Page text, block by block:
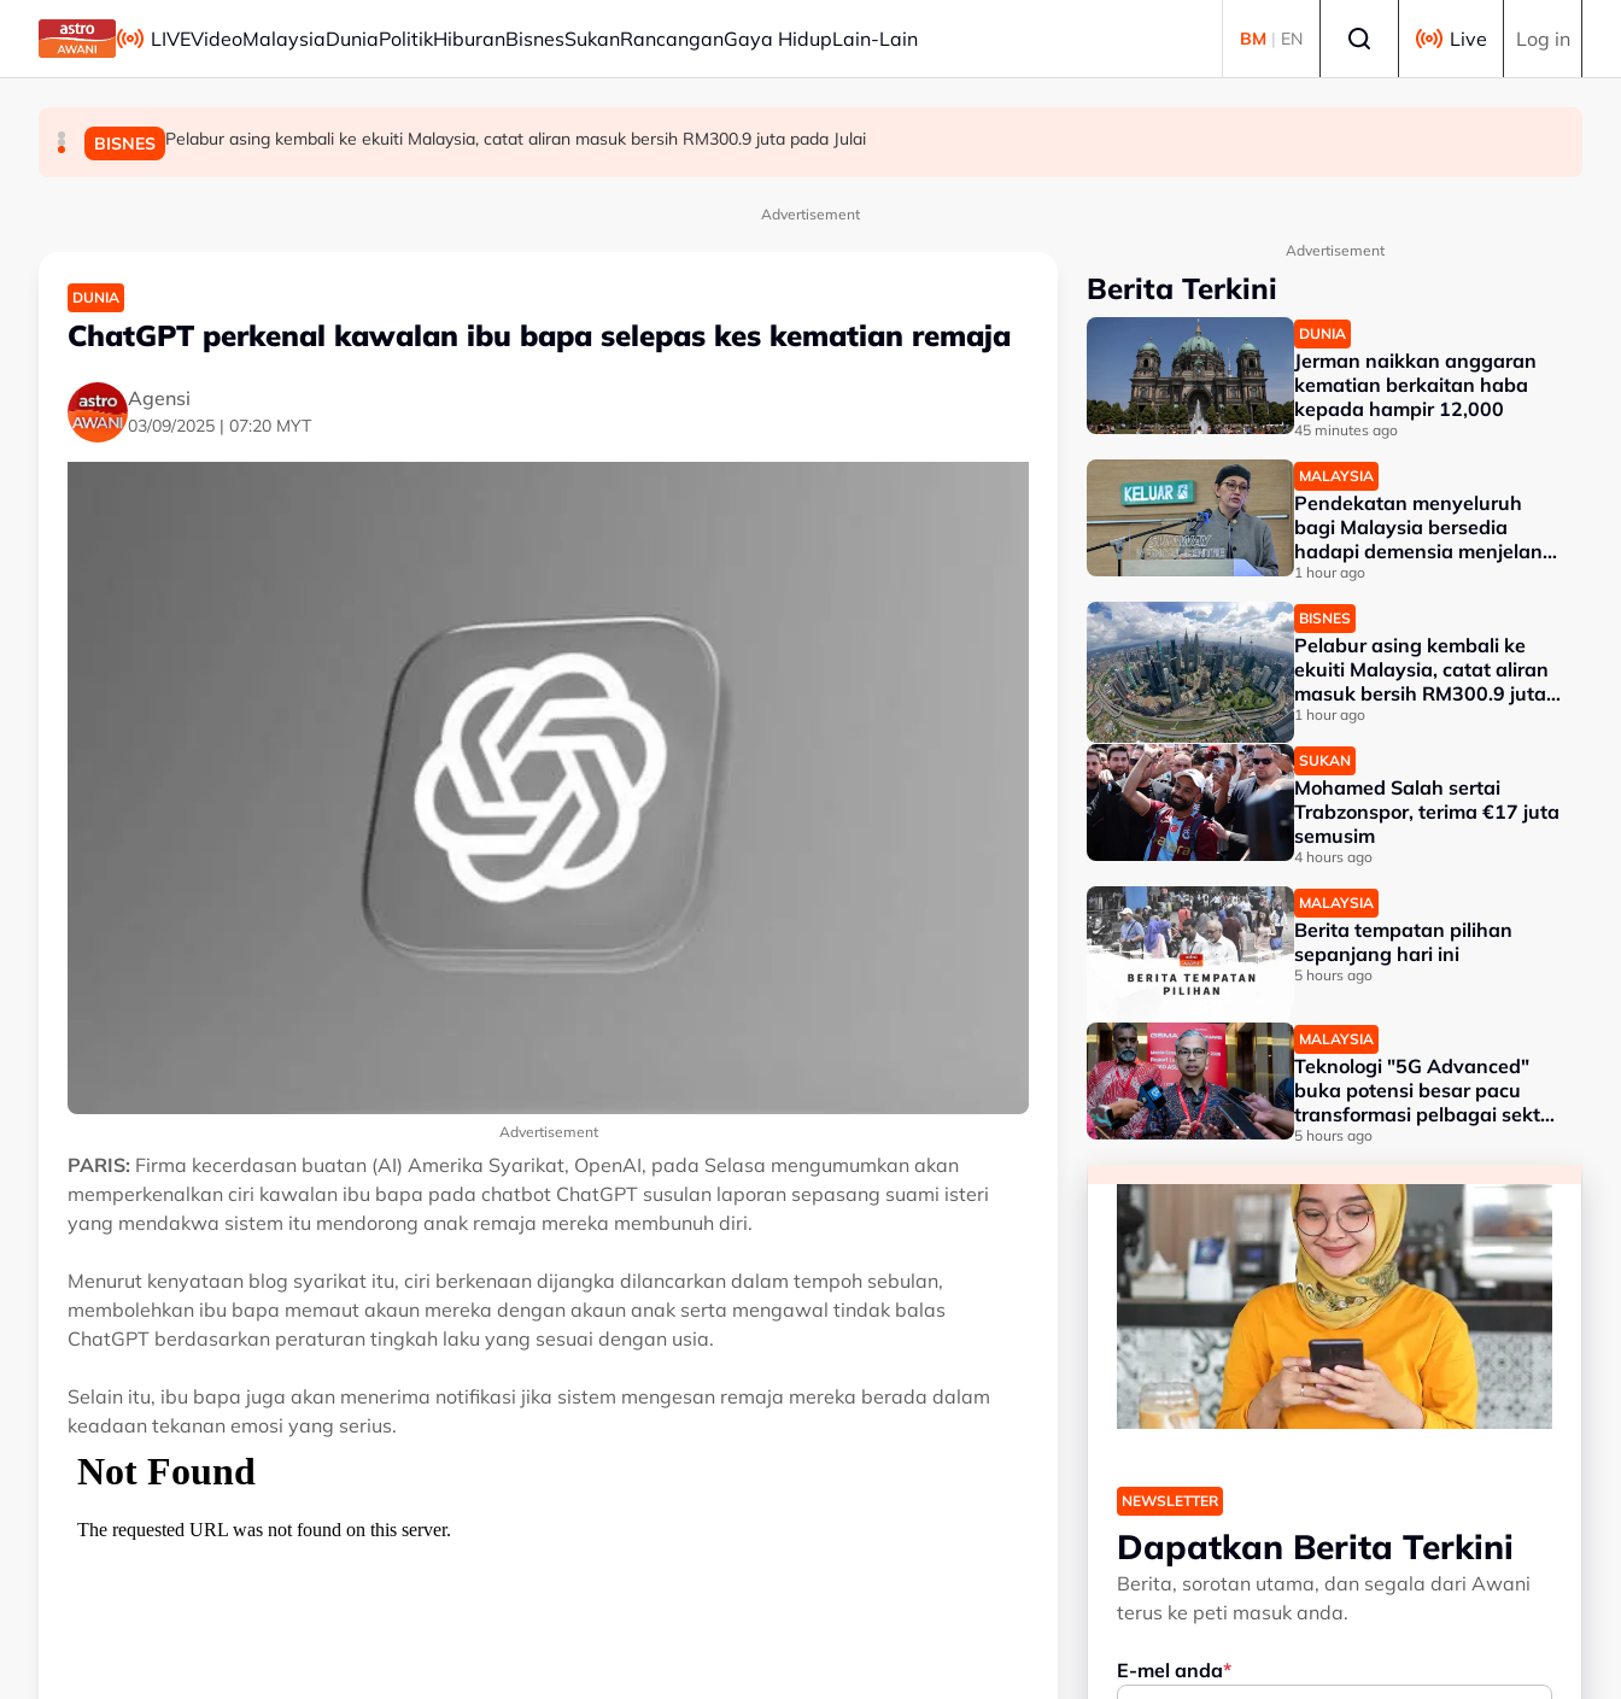
Skip to main content
LIVEVideoMalaysiaDuniaPolitikHiburanBisnesSukanRancanganGaya HidupLain-Lain BM | EN Live Log in
DUNIA Jerman naikkan anggaran kematian berkaitan haba kepada hampir 12,000
MALAYSIA Pendekatan menyeluruh bagi Malaysia bersedia hadapi demensia menjelang 2030 - Hanifah
BISNES Pelabur asing kembali ke ekuiti Malaysia, catat aliran masuk bersih RM300.9 juta pada Julai
Advertisement
DUNIA
ChatGPT perkenal kawalan ibu bapa selepas kes kematian remaja
Agensi
03/09/2025 | 07:20 MYT
Advertisement
PARIS: Firma kecerdasan buatan (AI) Amerika Syarikat, OpenAI, pada Selasa mengumumkan akan
memperkenalkan ciri kawalan ibu bapa pada chatbot ChatGPT susulan laporan sepasang suami isteri
yang mendakwa sistem itu mendorong anak remaja mereka membunuh diri.
Menurut kenyataan blog syarikat itu, ciri berkenaan dijangka dilancarkan dalam tempoh sebulan,
membolehkan ibu bapa memaut akaun mereka dengan akaun anak serta mengawal tindak balas
ChatGPT berdasarkan peraturan tingkah laku yang sesuai dengan usia.
Selain itu, ibu bapa juga akan menerima notifikasi jika sistem mengesan remaja mereka berada dalam
keadaan tekanan emosi yang serius.
Advertisement
Berita Terkini
DUNIA
Jerman naikkan anggaran
kematian berkaitan haba
kepada hampir 12,000
45 minutes ago
MALAYSIA
Pendekatan menyeluruh
bagi Malaysia bersedia
hadapi demensia menjelang
2030 - Hanifah
1 hour ago
BISNES
Pelabur asing kembali ke
ekuiti Malaysia, catat aliran
masuk bersih RM300.9 juta
pada Julai
1 hour ago
SUKAN
Mohamed Salah sertai
Trabzonspor, terima €17 juta
semusim
4 hours ago
MALAYSIA
Berita tempatan pilihan
sepanjang hari ini
5 hours ago
MALAYSIA
Teknologi "5G Advanced"
buka potensi besar pacu
transformasi pelbagai sektor
- Fahmi
5 hours ago
NEWSLETTER
Dapatkan Berita Terkini
Berita, sorotan utama, dan segala dari Awani
terus ke peti masuk anda.
E-mel anda